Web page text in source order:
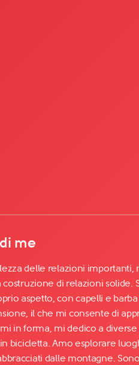
me
delle relazioni importanti,
di relazioni solide.
aspetto, con capelli e
il che mi consente di
in forma, mi dedico a
bicicletta. Amo esplorare
dalle montagne.